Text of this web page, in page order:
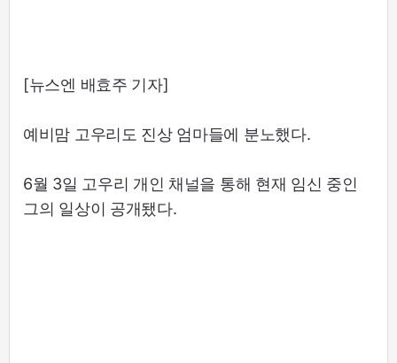
[뉴스엔 배효주 기자]
예비맘 고우리도 진상 엄마들에 분노했다.
6월 3일 고우리 개인 채널을 통해 현재 임신 중인
그의 일상이 공개됐다.